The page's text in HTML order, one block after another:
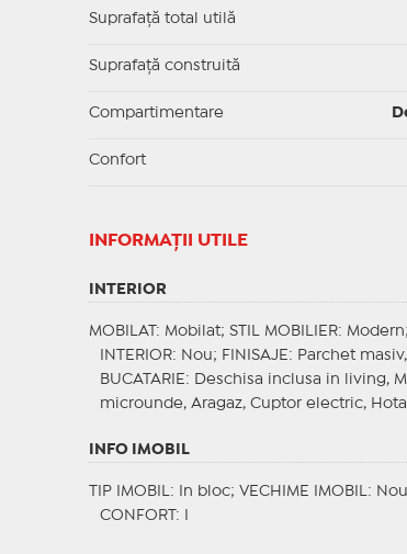
Suprafaţă total utilă
Suprafaţă construită
Compartimentare
Confort
INFORMAŢII UTILE
INTERIOR
MOBILAT : Mobilat; STIL MOBILIER: Modern;
INTERIOR: Nou; FINISAJE : Parchet
BUCATARIE : Deschisa inclusa in living,
microunde, Aragaz, Cuptor electric,
INFO IMOBIL
TIP IMOBIL : In bloc; VECHIME IMOBIL :
CONFORT
: I